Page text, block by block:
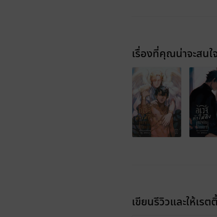
เรื่องที่คุณน่าจะสนใ
เขียนรีวิวและให้เรต